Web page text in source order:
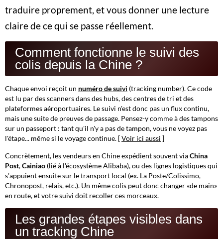
traduire proprement, et vous donner une lecture
claire de ce qui se passe réellement.
Comment fonctionne le suivi des
colis depuis la Chine ?
Chaque envoi reçoit un numéro de suivi (tracking number). Ce code
est lu par des scanners dans des hubs, des centres de tri et des
plateformes aéroportuaires. Le suivi n'est donc pas un flux continu,
mais une suite de preuves de passage. Pensez-y comme à destampons
sur un passeport : tant qu'il n'y a pas de tampon, vous ne voyez pas
l'étape... même si le voyage continue. [Voir ici aussi ]
Concrètement, les vendeurs en Chine expédient souvent viaChina
Post,Cainiao (lié à l'écosystème Alibaba), ou des lignes logistiques qui
s'appuient ensuite sur le transport local (ex. La Poste/Colissimo,
Chronopost, relais, etc.). Un même colis peut donc changer «de main»
en route, et votre suivi doit recoller ces morceaux.
Les grandes étapes visibles dans
un tracking Chine